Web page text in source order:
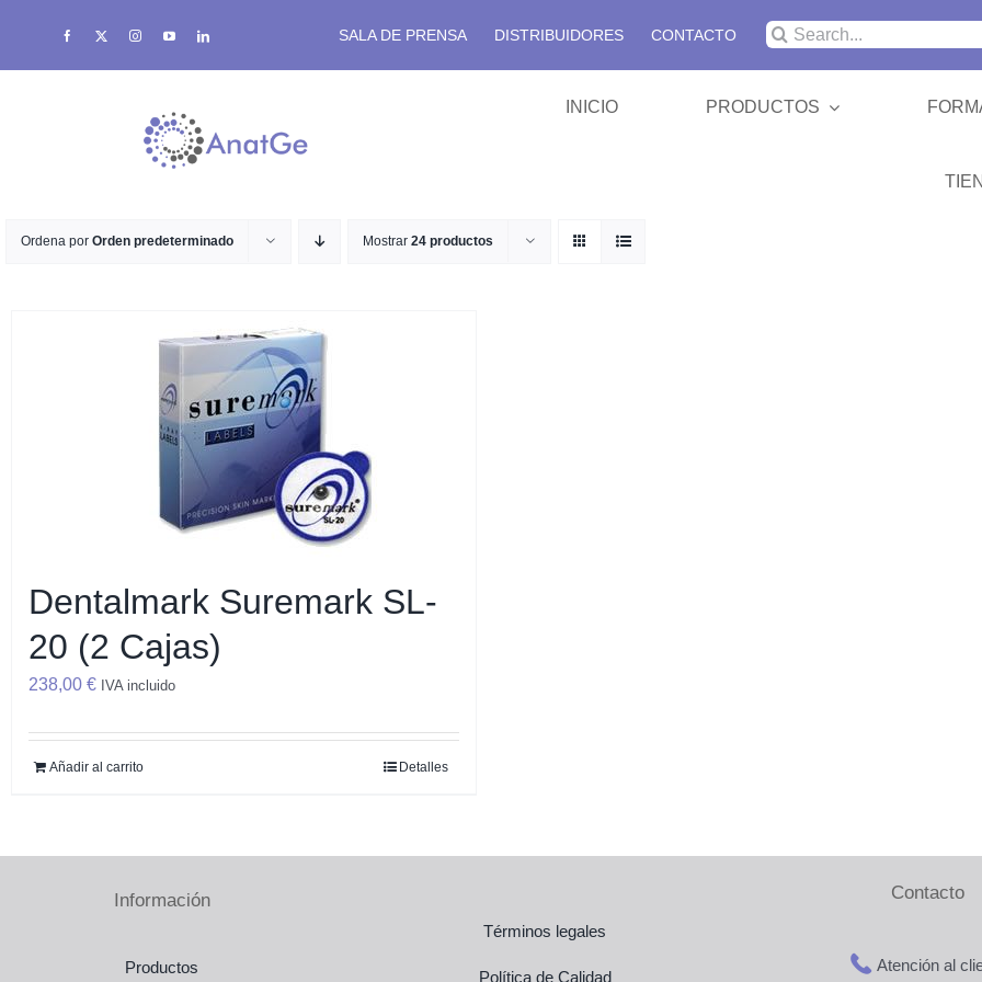
contenido
SALA DE PRENSA DISTRIBUIDORES CONTACTO Buscar:
INICIO PRODUCTOS
Bolus de Alta Densidad
Termoplásticos eXaCast
Ordena por Orden predeterminado Mostrar 24 productos
Dentalmark Suremark SL-
20 (2 Cajas)
238,00 € IVA incluido
Añadir al carrito Detalles
Información
Productos
Términos legales
Política de Calidad
Contacto
Atención al